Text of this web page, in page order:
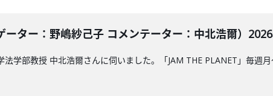
ーター：野嶋紗己子 コメンテーター：中北浩爾）
学部教授 中北浩爾さんに伺いました。「JAM THE PLANET」毎週